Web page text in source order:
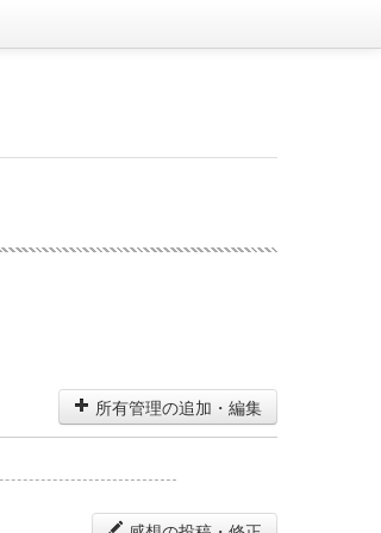
所有管理の追加・編集